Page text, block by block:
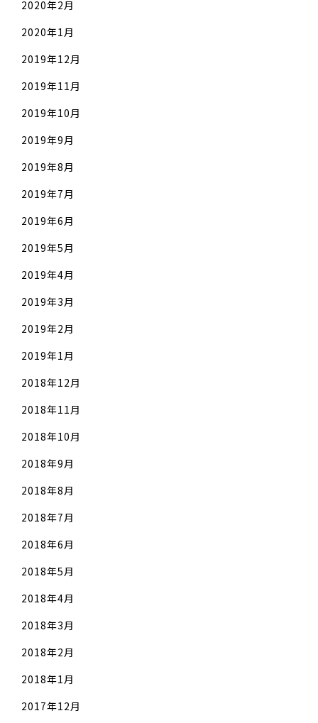
2020年2月
2020年1月
2019年12月
2019年11月
2019年10月
2019年9月
2019年8月
2019年7月
2019年6月
2019年5月
2019年4月
2019年3月
2019年2月
2019年1月
2018年12月
2018年11月
2018年10月
2018年9月
2018年8月
2018年7月
2018年6月
2018年5月
2018年4月
2018年3月
2018年2月
2018年1月
2017年12月